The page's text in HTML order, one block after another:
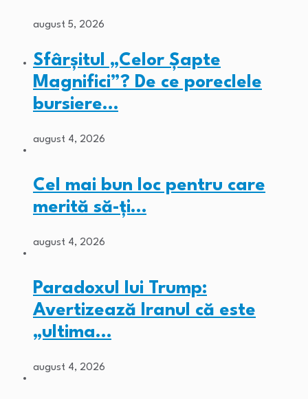
august 5, 2026
Sfârșitul „Celor Șapte
Magnifici”? De ce poreclele
bursiere…
august 4, 2026
Cel mai bun loc pentru care
merită să-ți…
august 4, 2026
Paradoxul lui Trump:
Avertizează Iranul că este
„ultima…
august 4, 2026